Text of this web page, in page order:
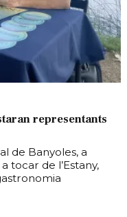
representants
de Banyoles, a
tocar de l’Estany,